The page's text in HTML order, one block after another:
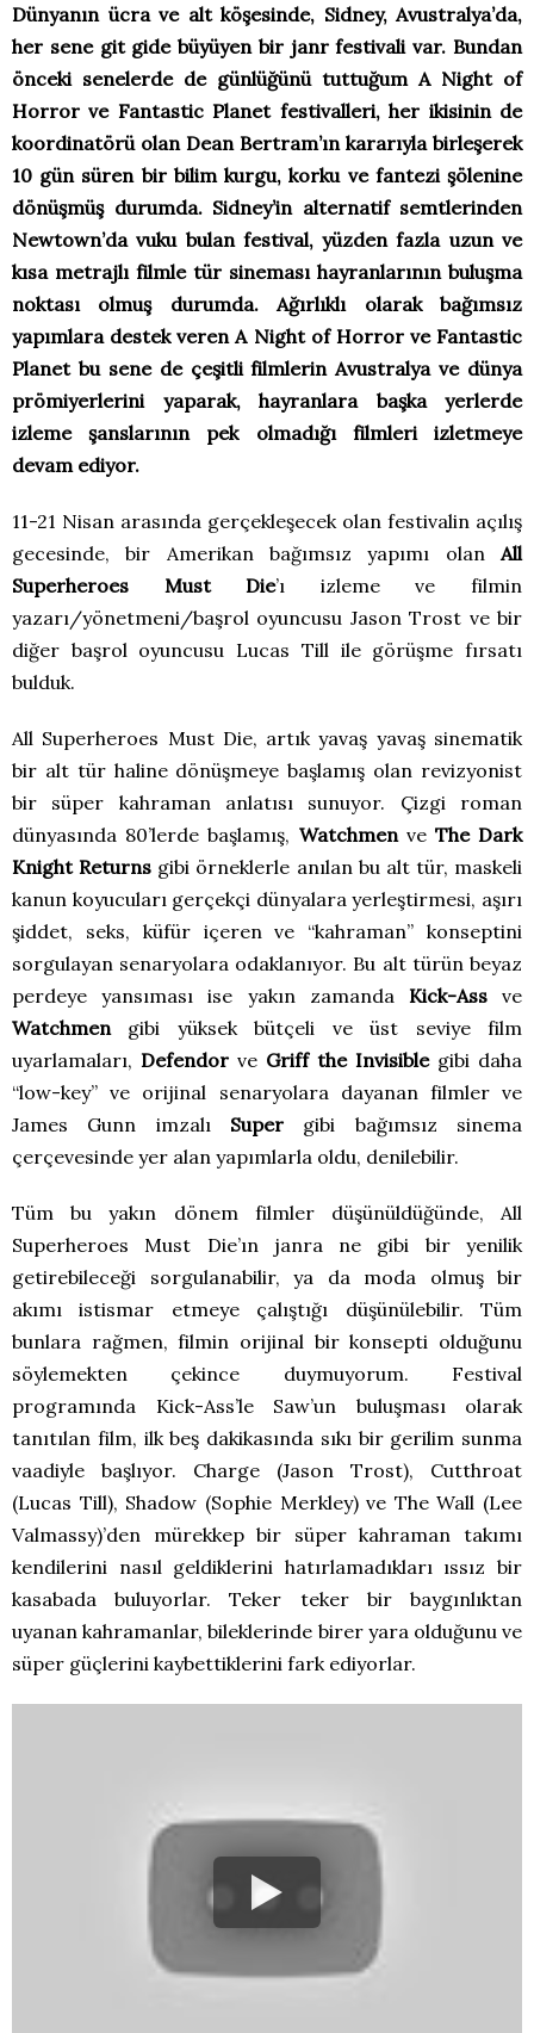
Dünyanın ücra ve alt köşesinde, Sidney, Avustralya’da,
her sene git gide büyüyen bir janr festivali var. Bundan
önceki senelerde de günlüğünü tuttuğum A Night of
Horror ve Fantastic Planet festivalleri, her ikisinin de
koordinatörü olan Dean Bertram’ın kararıyla birleşerek
10 gün süren bir bilim kurgu, korku ve fantezi şölenine
dönüşmüş durumda. Sidney’in alternatif semtlerinden
Newtown’da vuku bulan festival, yüzden fazla uzun ve
kısa metrajlı filmle tür sineması hayranlarının buluşma
noktası olmuş durumda. Ağırlıklı olarak bağımsız
yapımlara destek veren A Night of Horror ve Fantastic
Planet bu sene de çeşitli filmlerin Avustralya ve dünya
prömiyerlerini yaparak, hayranlara başka yerlerde
izleme şanslarının pek olmadığı filmleri izletmeye
devam ediyor.
11-21 Nisan arasında gerçekleşecek olan festivalin açılış
gecesinde, bir Amerikan bağımsız yapımı olan All
Superheroes Must Die’ı izleme ve filmin
yazarı/yönetmeni/başrol oyuncusu Jason Trost ve bir
diğer başrol oyuncusu Lucas Till ile görüşme fırsatı
bulduk.
All Superheroes Must Die, artık yavaş yavaş sinematik
bir alt tür haline dönüşmeye başlamış olan revizyonist
bir süper kahraman anlatısı sunuyor. Çizgi roman
dünyasında 80’lerde başlamış, Watchmenve The Dark
Knight Returns gibi örneklerle anılan bu alt tür, maskeli
kanun koyucuları gerçekçi dünyalara yerleştirmesi, aşırı
şiddet, seks, küfür içeren ve “kahraman” konseptini
sorgulayan senaryolara odaklanıyor. Bu alt türün beyaz
perdeye yansıması ise yakın zamanda Kick-Assve
Watchmen gibi yüksek bütçeli ve üst seviye film
uyarlamaları, Defendor ve Griff the Invisiblegibi daha
“low-key” ve orijinal senaryolara dayanan filmler ve
James Gunn imzalı Super gibi bağımsız sinema
çerçevesinde yer alan yapımlarla oldu, denilebilir.
Tüm bu yakın dönem filmler düşünüldüğünde, All
Superheroes Must Die’ın janra ne gibi bir yenilik
getirebileceği sorgulanabilir, ya da moda olmuş bir
akımı istismar etmeye çalıştığı düşünülebilir. Tüm
bunlara rağmen, filmin orijinal bir konsepti olduğunu
söylemekten çekince duymuyorum. Festival
programında Kick-Ass’le Saw’un buluşması olarak
tanıtılan film, ilk beş dakikasında sıkı bir gerilim sunma
vaadiyle başlıyor. Charge (Jason Trost), Cutthroat
(Lucas Till), Shadow (Sophie Merkley) ve The Wall (Lee
Valmassy)’den mürekkep bir süper kahraman takımı
kendilerini nasıl geldiklerini hatırlamadıkları ıssız bir
kasabada buluyorlar. Teker teker bir baygınlıktan
uyanan kahramanlar, bileklerinde birer yara olduğunu ve
süper güçlerini kaybettiklerini fark ediyorlar.